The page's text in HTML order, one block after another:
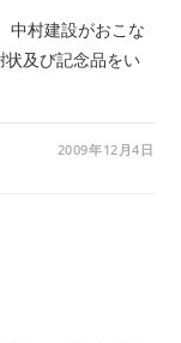
中村建設がおこな
及び記念品をい
2009年12月4日